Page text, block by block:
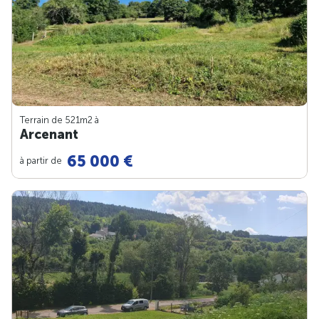
Terrain de 521m2 à
Arcenant
à partir de 65 000 €